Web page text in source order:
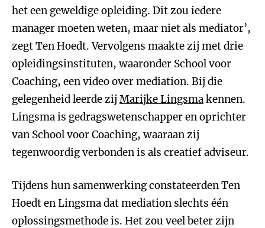
het een geweldige opleiding. Dit zou iedere
manager moeten weten, maar niet als mediator’,
zegt Ten Hoedt. Vervolgens maakte zij met drie
opleidingsinstituten, waaronder School voor
Coaching, een video over mediation. Bij die
gelegenheid leerde zij Marijke Lingsmakennen.
Lingsma is gedragswetenschapper en oprichter
van School voor Coaching, waaraan zij
tegenwoordig verbonden is als creatief adviseur.
Tijdens hun samenwerking constateerden Ten
Hoedt en Lingsma dat mediation slechts één
oplossingsmethode is. Het zou veel beter zijn